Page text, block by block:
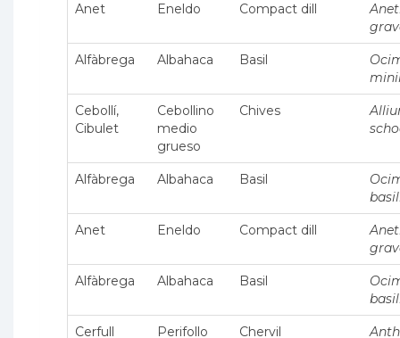
Anet Eneldo Compact dill
Alfàbrega Albahaca Basil
Cebollí,
Cibulet
Cebollino
medio
grueso
Chives
Alfàbrega Albahaca Basil
Anet Eneldo Compact dill
Alfàbrega Albahaca Basil
Cerfull Perifollo Chervil